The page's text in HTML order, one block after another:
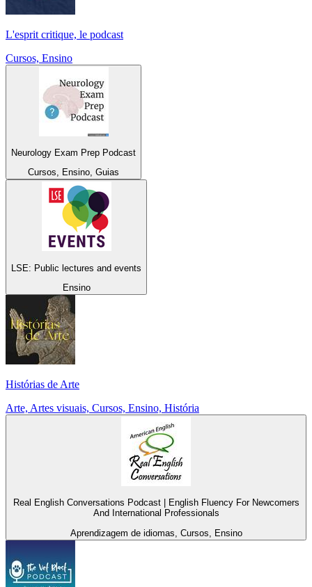
L'esprit critique, le podcast
Cursos, Ensino
Neurology Exam Prep Podcast
Cursos, Ensino, Guias
LSE: Public lectures and events
Ensino
Histórias de Arte
Arte, Artes visuais, Cursos, Ensino, História
Real English Conversations Podcast | English Fluency For Newcomers
And International Professionals
Aprendizagem de idiomas, Cursos, Ensino